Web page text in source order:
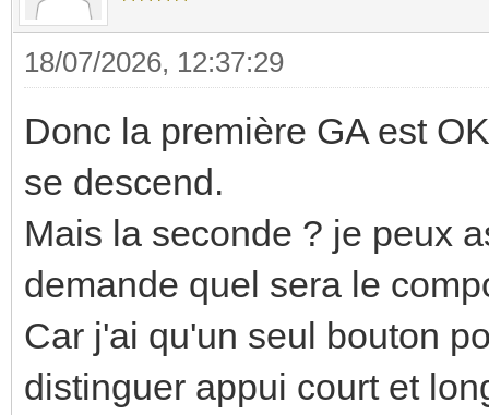
18/07/2026, 12:37:29
Donc la première GA est
se descend.
Mais la seconde ? je peux
demande quel sera le
Car j'ai qu'un seul bouton
distinguer appui court et